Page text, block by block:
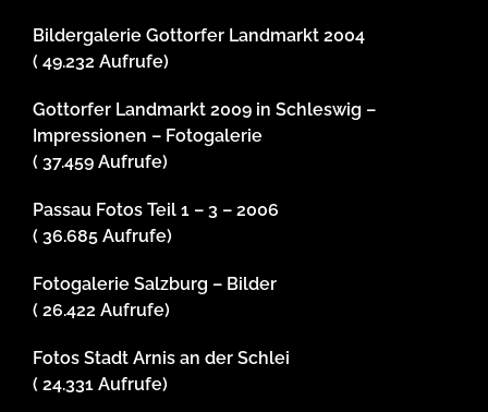
Bildergalerie Gottorfer Landmarkt 2004
( 49.232 Aufrufe)
Gottorfer Landmarkt 2009 in Schleswig –
Impressionen – Fotogalerie
( 37.459 Aufrufe)
Passau Fotos Teil 1 – 3 – 2006
( 36.685 Aufrufe)
Fotogalerie Salzburg – Bilder
( 26.422 Aufrufe)
Fotos Stadt Arnis an der Schlei
( 24.331 Aufrufe)